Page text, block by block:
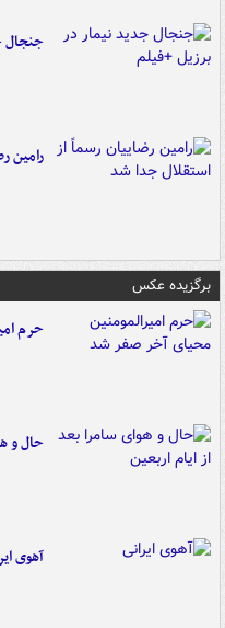
جنجال
رامین
برگزیده عکس
حرم
حال و
آهوی